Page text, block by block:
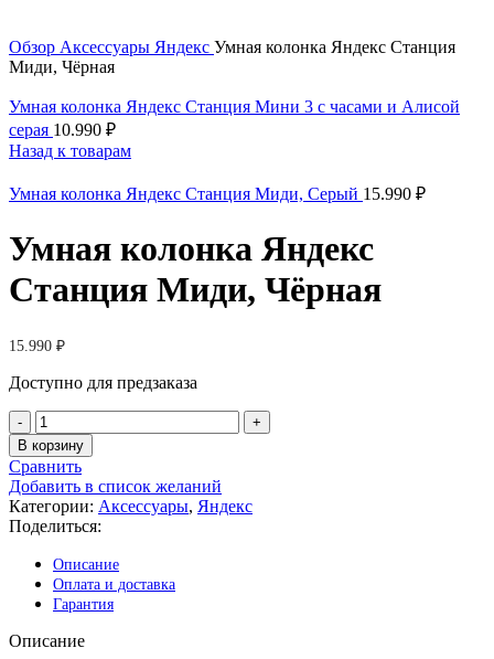
Обзор Аксессуары Яндекс Умная колонка Яндекс Станция
Миди, Чёрная
Умная колонка Яндекс Станция Мини 3 с часами и Алисой
серая 10.990 ₽
Назад к товарам
Умная колонка Яндекс Станция Миди, Серый 15.990 ₽
Умная колонка Яндекс
Станция Миди, Чёрная
15.990 ₽
Доступно для предзаказа
Количество
товара
Умная
колонка
Яндекс
Станция
Миди,
Чёрная
В корзину
Сравнить
Добавить в список желаний
Категории: Аксессуары, Яндекс
Поделиться:
Описание
Оплата и доставка
Гарантия
Описание